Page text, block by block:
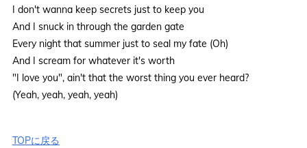
I don't wanna keep secrets just to keep you
And I snuck in through the garden gate
Every night that summer just to seal my fate (Oh)
And I scream for whatever it's worth
"I love you", ain't that the worst thing you ever heard?
(Yeah, yeah, yeah, yeah)
TOPに戻る